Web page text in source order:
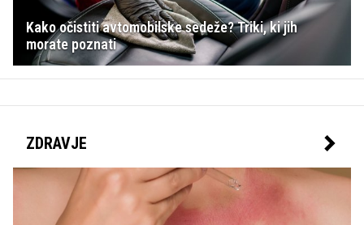
Kako očistiti avtomobilske sedeže? Triki, ki jih
morate poznati
ZDRAVJE